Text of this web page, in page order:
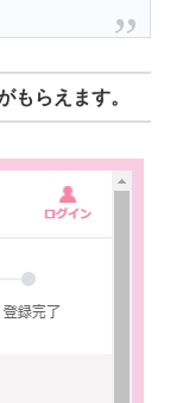
もらえます。